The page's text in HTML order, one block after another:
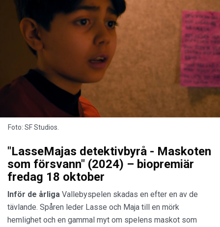
Foto: SF Studios.
"LasseMajas detektivbyrå - Maskoten
som försvann" (2024) – biopremiär
fredag 18 oktober
Inför de årliga Vallebyspelen skadas en efter en av de
tävlande. Spåren leder Lasse och Maja till en mörk
hemlighet och en gammal myt om spelens maskot som